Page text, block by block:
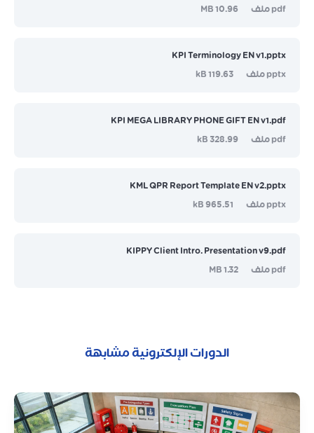
pdf ملف
10.96 MB
KPI Terminology EN v1.pptx
pptx ملف
119.63 kB
KPI MEGA LIBRARY PHONE GIFT EN v1.pdf
pdf ملف
328.99 kB
KML QPR Report Template EN v2.pptx
pptx ملف
965.51 kB
KIPPY Client Intro. Presentation v9.pdf
pdf ملف
1.32 MB
الدورات الإلكترونية مشابهة